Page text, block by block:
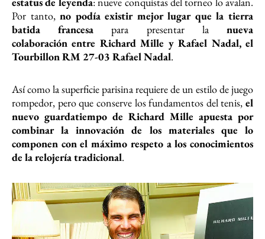
Por tanto,no podía existir mejor lugar que la tierra
batida francesa para presentar lanueva
colaboración entre Richard Mille y Rafael Nadal, el
Tourbillon RM 27-03 Rafael Nadal.
Así como la superficie parisina requiere de un estilo de juego
rompedor, pero que conserve los fundamentos del tenis, el
nuevo guardatiempo de Richard Mille apuesta por
combinar la innovación de los materiales que lo
componen con el máximo respeto a los conocimientos
de la relojería tradicional.